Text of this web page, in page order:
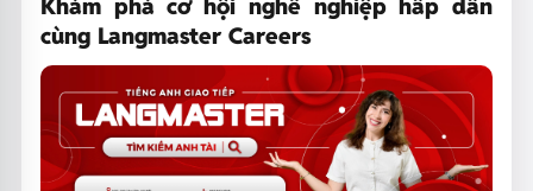
cùng Langmaster Careers